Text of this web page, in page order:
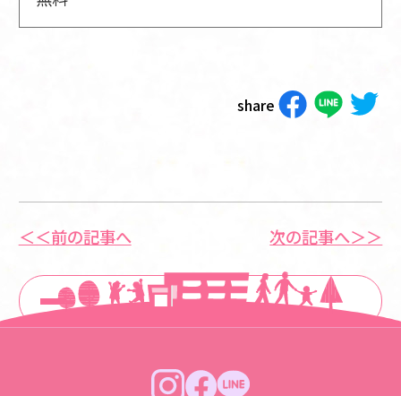
share
＜＜前の記事へ
一覧に戻る
次の記事へ＞＞